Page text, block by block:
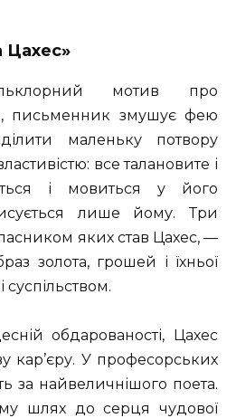
Цахес»
мотив про
письменник змушує фею
маленьку потвору
все талановите і
і мовиться у його
лише йому. Три
яких став Цахес, —
золота, грошей і їхньої
обдарованості, Цахес
кар’єру. У професорських
за найвеличнішого поета.
шлях до серця чудової